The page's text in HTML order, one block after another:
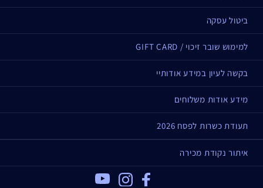
ביטול עסקה
למימוש שובר זיכוי / GIFT CARD
בקשה לעיון במידע אודותיי
מידע אודות משלוחים
תעודת כשרות לפסח 2026
איתור נקודת מכירה
Facebook